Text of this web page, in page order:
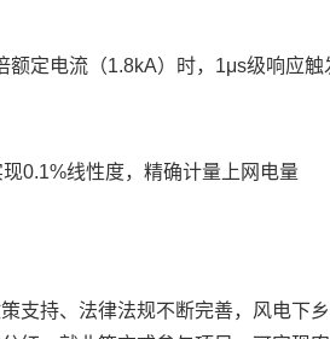
额定电流（1.8kA）时，1μs级响应触
0.1%线性度，精确计量上网电量
支持、法律法规不断完善，风电下